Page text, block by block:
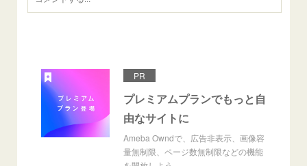
PR
プレミアムプランでもっと自
由なサイトに
Ameba Owndで、広告非表示、画像容
量無制限、ページ数無制限などの機能